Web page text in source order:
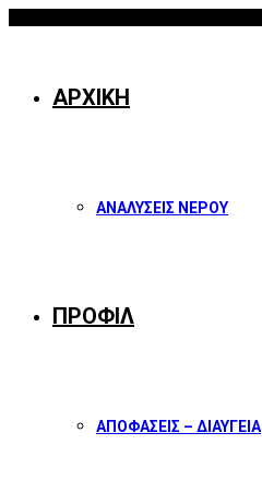
ΑΡΧΙΚΗ
ΑΝΑΛΥΣΕΙΣ ΝΕΡΟΥ
ΠΡΟΦΙΛ
ΑΠΟΦΑΣΕΙΣ – ΔΙΑΥΓΕΙΑ